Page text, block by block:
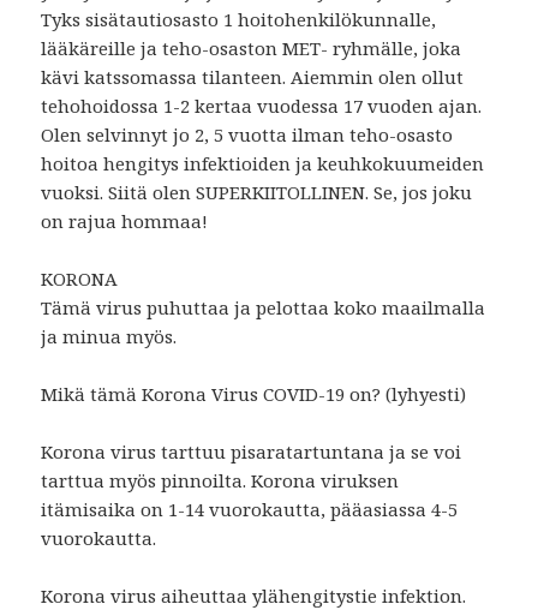
Tyks sisätautiosasto 1 hoitohenkilökunnalle,
lääkäreille ja teho-osaston MET- ryhmälle, joka
kävi katssomassa tilanteen. Aiemmin olen ollut
tehohoidossa 1-2 kertaa vuodessa 17 vuoden ajan.
Olen selvinnyt jo 2, 5 vuotta ilman teho-osasto
hoitoa hengitys infektioiden ja keuhkokuumeiden
vuoksi. Siitä olen SUPERKIITOLLINEN. Se, jos joku
on rajua hommaa!
KORONA
Tämä virus puhuttaa ja pelottaa koko maailmalla
ja minua myös.
Mikä tämä Korona Virus COVID-19 on? (lyhyesti)
Korona virus tarttuu pisaratartuntana ja se voi
tarttua myös pinnoilta. Korona viruksen
itämisaika on 1-14 vuorokautta, pääasiassa 4-5
vuorokautta.
Korona virus aiheuttaa ylähengitystie infektion.